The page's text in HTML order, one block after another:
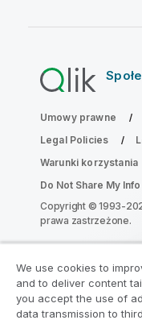
Umowy prawne
Legal Policies
Warunki korzystania
Do Not Share My Info
Copyright © 1993-
prawa zastrzeżone.
Dołącz do
Analityki
We use cookies to
and to deliver content
you accept the use of
data transmission to